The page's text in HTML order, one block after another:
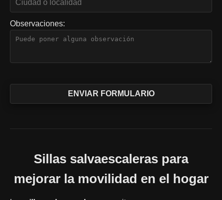
Observaciones:
Sillas salvaescaleras para
mejorar la movilidad en el hogar